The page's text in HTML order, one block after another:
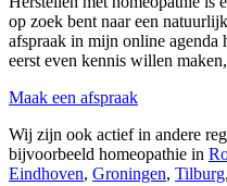
op zoek bent naar een
afspraak in mijn online agenda
eerst even kennis willen
Maak een afspraak
Wij zijn ook actief in andere
bijvoorbeeld homeopathie in
Eindhoven, Groningen, Tilburg,